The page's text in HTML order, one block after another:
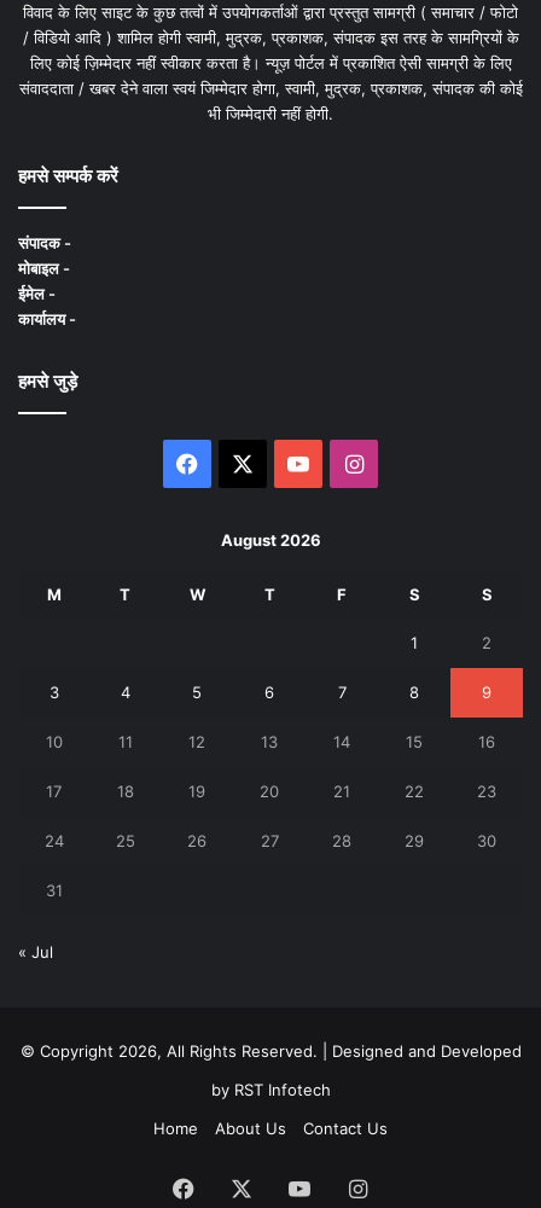
विवाद के लिए साइट के कुछ तत्वों में उपयोगकर्ताओं द्वारा प्रस्तुत सामग्री ( समाचार / फोटो
/ विडियो आदि ) शामिल होगी स्वामी, मुद्रक, प्रकाशक, संपादक इस तरह के सामग्रियों के
लिए कोई ज़िम्मेदार नहीं स्वीकार करता है। न्यूज़ पोर्टल में प्रकाशित ऐसी सामग्री के लिए
संवाददाता / खबर देने वाला स्वयं जिम्मेदार होगा, स्वामी, मुद्रक, प्रकाशक, संपादक की कोई
भी जिम्मेदारी नहीं होगी.
हमसे सम्पर्क करें
संपादक -
मोबाइल -
ईमेल -
कार्यालय -
हमसे जुड़े
Facebook YouTubeInstagram
August 2026
M T W T F S S
1 2
3 4 5 6 7 8 9
10 11 12 13 14 15 16
17 18 19 20 21 22 23
24 25 26 27 28 29 30
31
« Jul
© Copyright 2026, All Rights Reserved. | Designed and Developed
byRST Infotech
Home
About Us Contact Us
Facebook YouTubeInstagram